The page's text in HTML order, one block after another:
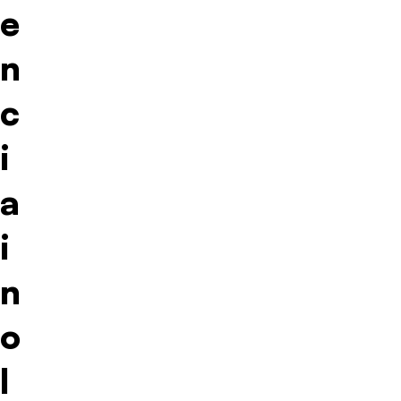
e
n
c
i
a
i
n
o
l